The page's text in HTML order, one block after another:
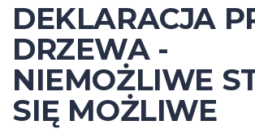
DEKLARACJA
DRZEWA -
NIEMOŻLIWE
SIĘ MOŻLIWE